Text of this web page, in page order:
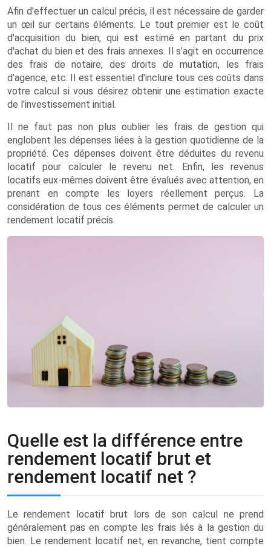
Afin d'effectuer un calcul précis, il est nécessaire de garder
un œil sur certains éléments. Le tout premier est le coût
d'acquisition du bien, qui est estimé en partant du prix
d'achat du bien et des frais annexes. Il s’agit en occurrence
des frais de notaire, des droits de mutation, les frais
d’agence, etc. Il est essentiel d'inclure tous ces coûts dans
votre calcul si vous désirez obtenir une estimation exacte
de l'investissement initial.
Il ne faut pas non plus oublier les frais de gestion qui
englobent les dépenses liées à la gestion quotidienne de la
propriété. Ces dépenses doivent être déduites du revenu
locatif pour calculer le revenu net. Enfin, les revenus
locatifs eux-mêmes doivent être évalués avec attention, en
prenant en compte les loyers réellement perçus. La
considération de tous ces éléments permet de calculer un
rendement locatif précis.
Quelle est la différence entre
rendement locatif brut et
rendement locatif net ?
Le rendement locatif brut lors de son calcul ne prend
généralement pas en compte les frais liés à la gestion du
bien. Le rendement locatif net, en revanche, tient compte